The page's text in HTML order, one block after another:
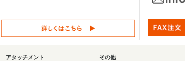
アタッチメント
その他